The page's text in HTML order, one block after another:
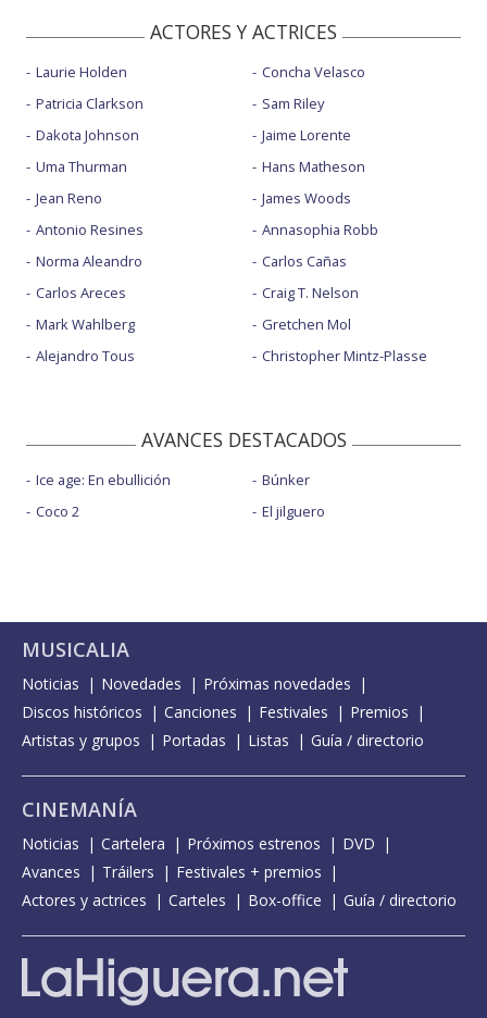
ACTORES Y ACTRICES
Laurie Holden
Patricia Clarkson
Dakota Johnson
Uma Thurman
Jean Reno
Antonio Resines
Norma Aleandro
Carlos Areces
Mark Wahlberg
Alejandro Tous
Concha Velasco
Sam Riley
Jaime Lorente
Hans Matheson
James Woods
Annasophia Robb
Carlos Cañas
Craig T. Nelson
Gretchen Mol
Christopher Mintz-Plasse
AVANCES DESTACADOS
Ice age: En ebullición
Coco 2
Búnker
El jilguero
MUSICALIA
Noticias Novedades
Próximas novedades
Discos históricos
Canciones Festivales
Premios
Artistas y grupos
Portadas Listas Guía / directorio
CINEMANÍA
Noticias Cartelera Próximos estrenos
DVD
Avances
Tráilers
Festivales + premios
Actores y actrices
Carteles Box-office Guía / directorio